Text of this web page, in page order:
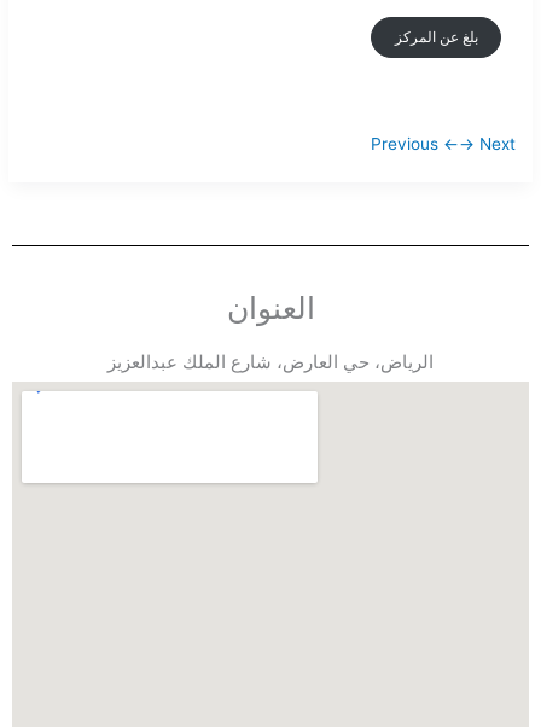
بلغ عن المركز
← Previous Next →
العنوان
الرياض، حي العارض، شارع الملك عبدالعزيز